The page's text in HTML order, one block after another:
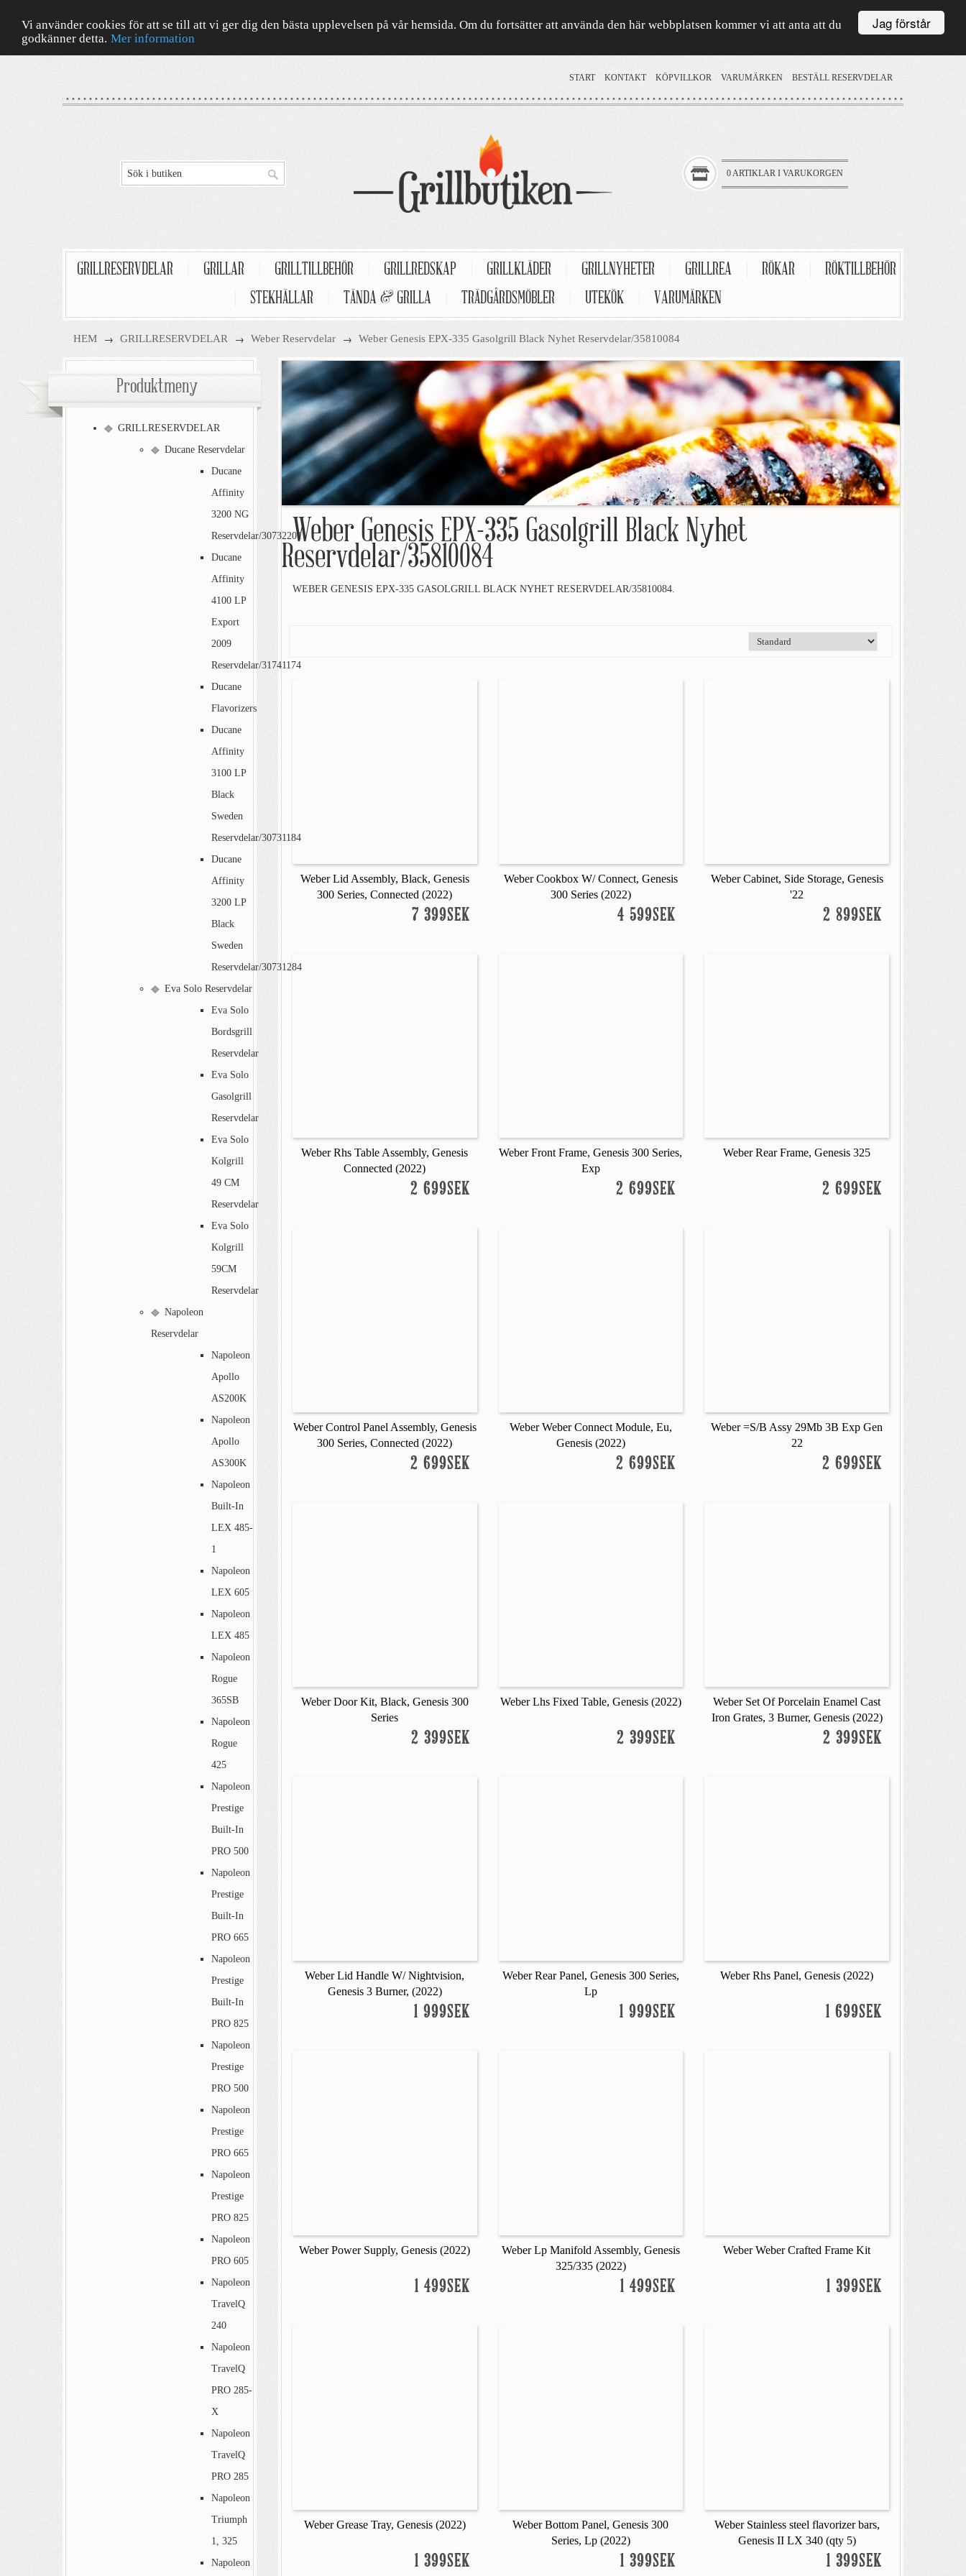
Jag förstår
Vi använder cookies för att se till att vi ger dig den bästa upplevelsen på vår hemsida. Om du fortsätter att använda den här webbplatsen kommer vi att anta att du
godkänner detta. Mer information
START KONTAKT KÖPVILLKOR VARUMÄRKEN BESTÄLL RESERVDELAR
0 ARTIKLAR I VARUKORGEN
GRILLRESERVDELAR GRILLAR GRILLTILLBEHÖR GRILLREDSKAP GRILLKLÄDER GRILLNYHETER GRILLREA RÖKAR
RÖKTILLBEHÖR
STEKHÄLLAR TÄNDA & GRILLA TRÄDGÅRDSMÖBLER UTEKÖK VARUMÄRKEN
HEM → GRILLRESERVDELAR → Weber Reservdelar → Weber Genesis EPX-335 Gasolgrill Black Nyhet Reservdelar/35810084
Weber Genesis EPX-335 Gasolgrill Black Nyhet
Reservdelar/35810084
WEBER GENESIS EPX-335 GASOLGRILL BLACK NYHET RESERVDELAR/35810084.
Weber Lid Assembly, Black, Genesis
300 Series, Connected (2022)
7 399SEK
Weber Cookbox W/ Connect, Genesis
300 Series (2022)
4 599SEK
Weber Cabinet, Side Storage, Genesis
'22
2 899SEK
Weber Rhs Table Assembly, Genesis
Connected (2022)
2 699SEK
Weber Front Frame, Genesis 300 Series,
Exp
2 699SEK
Weber Rear Frame, Genesis 325
2 699SEK
Weber Control Panel Assembly, Genesis
300 Series, Connected (2022)
2 699SEK
Weber Weber Connect Module, Eu,
Genesis (2022)
2 699SEK
Weber =S/B Assy 29Mb 3B Exp Gen
22
2 699SEK
Weber Door Kit, Black, Genesis 300
Series
2 399SEK
Weber Lhs Fixed Table, Genesis (2022)
2 399SEK
Weber Set Of Porcelain Enamel Cast
Iron Grates, 3 Burner, Genesis (2022)
2 399SEK
Weber Lid Handle W/ Nightvision,
Genesis 3 Burner, (2022)
1 999SEK
Weber Rear Panel, Genesis 300 Series,
Lp
1 999SEK
Weber Rhs Panel, Genesis (2022)
1 699SEK
Weber Power Supply, Genesis (2022)
1 499SEK
Weber Lp Manifold Assembly, Genesis
325/335 (2022)
1 499SEK
Weber Weber Crafted Frame Kit
1 399SEK
Weber Grease Tray, Genesis (2022)
1 399SEK
Weber Bottom Panel, Genesis 300
Series, Lp (2022)
1 399SEK
Weber Stainless steel flavorizer bars,
Genesis II LX 340 (qty 5)
1 399SEK
Produktmeny
GRILLRESERVDELAR
Ducane Reservdelar
Ducane
Affinity
3200 NG
Reservdelar/30732201
Ducane
Affinity
4100 LP
Export
2009
Reservdelar/31741174
Ducane
Flavorizers
Ducane
Affinity
3100 LP
Black
Sweden
Reservdelar/30731184
Ducane
Affinity
3200 LP
Black
Sweden
Reservdelar/30731284
Eva Solo Reservdelar
Eva Solo
Bordsgrill
Reservdelar
Eva Solo
Gasolgrill
Reservdelar
Eva Solo
Kolgrill
49 CM
Reservdelar
Eva Solo
Kolgrill
59CM
Reservdelar
Napoleon
Reservdelar
Napoleon
Apollo
AS200K
Napoleon
Apollo
AS300K
Napoleon
Built-In
LEX 485-
1
Napoleon
LEX 605
Napoleon
LEX 485
Napoleon
Rogue
365SB
Napoleon
Rogue
425
Napoleon
Prestige
Built-In
PRO 500
Napoleon
Prestige
Built-In
PRO 665
Napoleon
Prestige
Built-In
PRO 825
Napoleon
Prestige
PRO 500
Napoleon
Prestige
PRO 665
Napoleon
Prestige
PRO 825
Napoleon
PRO 605
Napoleon
TravelQ
240
Napoleon
TravelQ
PRO 285-
X
Napoleon
TravelQ
PRO 285
Napoleon
Triumph
1, 325
Napoleon